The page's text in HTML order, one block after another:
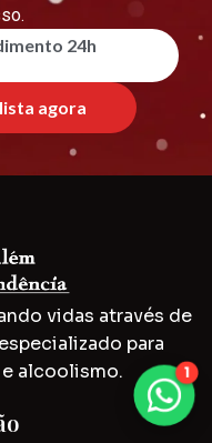
24h
agora
vidas através de
para
alcoolismo.
1